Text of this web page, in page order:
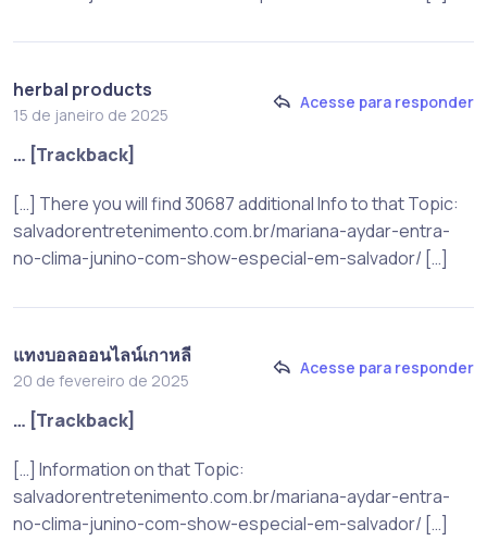
herbal products
15 de janeiro de 2025
Acesse para responder
… [Trackback]
[…] There you will find 30687 additional Info to that Topic:
salvadorentretenimento.com.br/mariana-aydar-entra-
no-clima-junino-com-show-especial-em-salvador/ […]
แทงบอลออนไลน์เกาหลี
20 de fevereiro de 2025
Acesse para responder
… [Trackback]
[…] Information on that Topic:
salvadorentretenimento.com.br/mariana-aydar-entra-
no-clima-junino-com-show-especial-em-salvador/ […]